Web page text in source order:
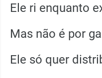
Ele ri enquanto
Mas não é por
Ele só quer